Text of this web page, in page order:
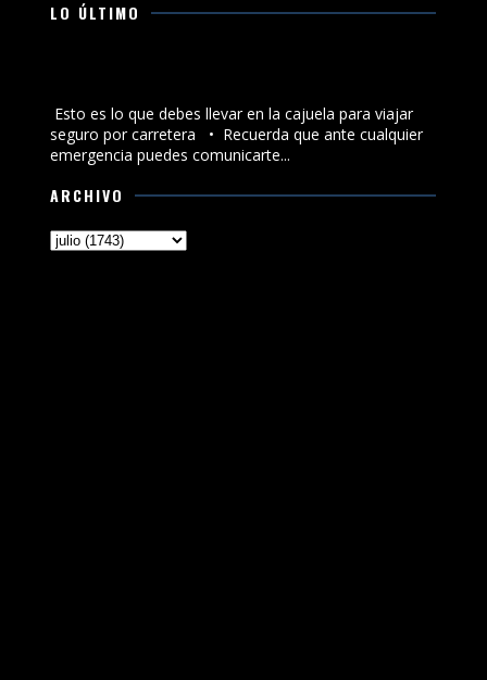
LO ÚLTIMO
Esto es lo que debes llevar en la cajuela para viajar
seguro por carretera •⁠ ⁠Recuerda que ante cualquier
emergencia puedes comunicarte...
ARCHIVO